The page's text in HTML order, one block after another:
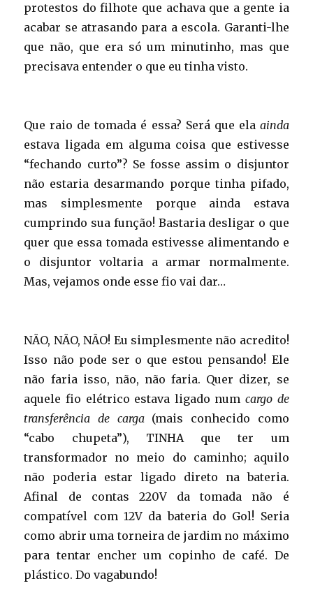
protestos do filhote que achava que a gente ia
acabar se atrasando para a escola. Garanti-lhe
que não, que era só um minutinho, mas que
precisava entender o que eu tinha visto.
Que raio de tomada é essa? Será que ela ainda
estava ligada em alguma coisa que estivesse
“fechando curto”? Se fosse assim o disjuntor
não estaria desarmando porque tinha pifado,
mas simplesmente porque ainda estava
cumprindo sua função! Bastaria desligar o que
quer que essa tomada estivesse alimentando e
o disjuntor voltaria a armar normalmente.
Mas, vejamos onde esse fio vai dar…
NÃO, NÃO, NÃO! Eu simplesmente não acredito!
Isso não pode ser o que estou pensando! Ele
não faria isso, não, não faria. Quer dizer, se
aquele fio elétrico estava ligado num cargo de
transferência de carga(mais conhecido como
“cabo chupeta”), TINHA que ter um
transformador no meio do caminho; aquilo
não poderia estar ligado direto na bateria.
Afinal de contas 220V da tomada não é
compatível com 12V da bateria do Gol! Seria
como abrir uma torneira de jardim no máximo
para tentar encher um copinho de café. De
plástico. Do vagabundo!